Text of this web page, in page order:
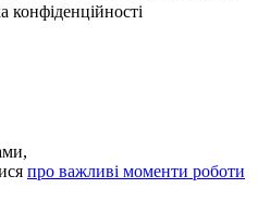
про важливі моменти роботи